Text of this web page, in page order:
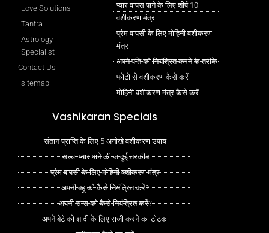
Love Solutions
Tantra
Astrology
Specialist
Contact Us
sitemap
प्यार वापस पाने के लिए शीर्ष 10
वशीकरण मंत्र
प्रेम वापसी के लिए मोहिनी वशीकरण
मंत्र
अपने पति को नियंत्रित करने के तरीके
फोटो से वशीकरण कैसे करें
मोहिनी वशीकरण मंत्र कैसे करें
Vashikaran Specials
संतान प्राप्ति के लिए 5 अनोखे वशीकरण उपाय
सच्चा प्यार पाने की जादुई तरकीब
प्रेम वापसी के लिए मोहिनी वशीकरण मंत्र
अपनी बहू को कैसे नियंत्रित करें?
अपनी सास को कैसे नियंत्रित करें?
अपने बेटे को शादी के लिए राजी करने का टोटका